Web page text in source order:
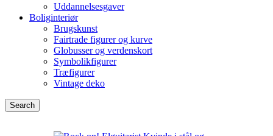
Uddannelsesgaver
Boliginteriør
Brugskunst
Fairtrade figurer og kurve
Globusser og verdenskort
Symbolikfigurer
Træfigurer
Vintage deko
Search